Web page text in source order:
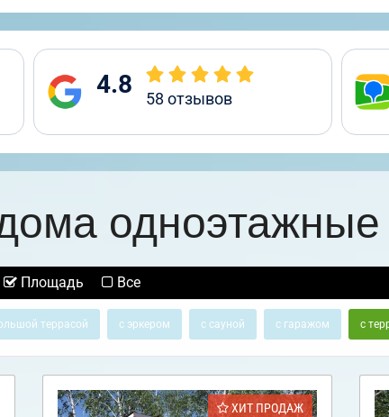
4.8 58 отзывов
одноэтажные
Площадь Все
террасой с эркером с сауной с гаражом с
ХИТ ПРОДАЖ